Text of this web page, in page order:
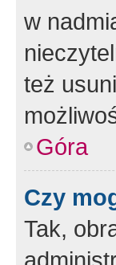
w
też
Góra
Czy
Tak,